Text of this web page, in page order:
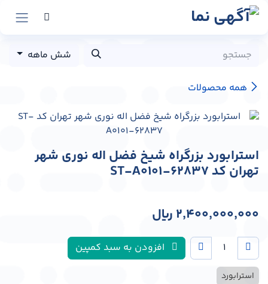
پرش به محتوا
همه محصولات
شش ماهه
استرابورد بزرگراه شیخ فضل اله نوری شهر
تهران کد ST-A0101-62837
2,400,000,000 ﷼
افزودن به سبد کمپین
استرابورد